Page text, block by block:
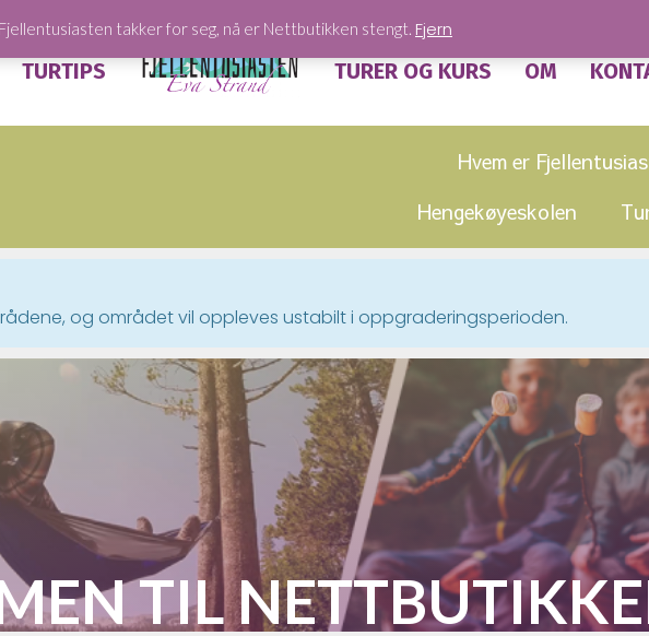
TURTIPS TURER OG KURS OM
Hvem er
Hengekøyeskolen
og området vil oppleves ustabilt i oppgraderingsperioden.
TIL
Fjellentusiasten takker for seg, nå er Nettbutikken stengt. Fjern